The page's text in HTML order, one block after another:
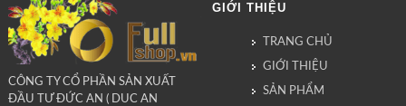
CÔNG TY CỔ PHẦN SẢN XUẤT
ĐẦU TƯ ĐỨC AN ( DUC AN
GIỚI THIỆU
TRANG CHỦ
GIỚI THIỆU
SẢN PHẨM